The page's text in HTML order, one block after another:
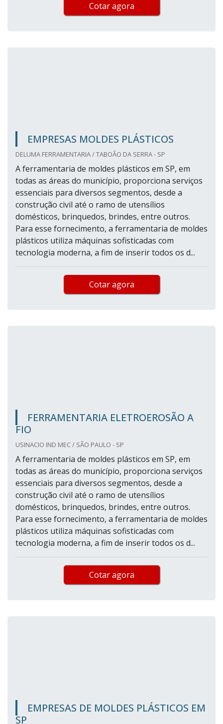
Cotar agora
EMPRESAS MOLDES PLÁSTICOS
DELUMA FERRAMENTARIA / TABOÃO DA SERRA - SP
A ferramentaria de moldes plásticos em SP, em
todas as áreas do município, proporciona serviços
essenciais para diversos segmentos, desde a
construção civil até o ramo de utensílios
domésticos, brinquedos, brindes, entre outros.
Para esse fornecimento, a ferramentaria de moldes
plásticos utiliza máquinas sofisticadas com
tecnologia moderna, a fim de inserir todos os d...
Cotar agora
FERRAMENTARIA ELETROEROSÃO A
FIO
USINACIO IND MEC / SÃO PAULO - SP
A ferramentaria de moldes plásticos em SP, em
todas as áreas do município, proporciona serviços
essenciais para diversos segmentos, desde a
construção civil até o ramo de utensílios
domésticos, brinquedos, brindes, entre outros.
Para esse fornecimento, a ferramentaria de moldes
plásticos utiliza máquinas sofisticadas com
tecnologia moderna, a fim de inserir todos os d...
Cotar agora
EMPRESAS DE MOLDES PLÁSTICOS EM
SP